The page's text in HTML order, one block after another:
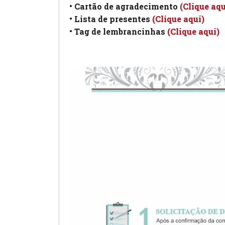
• Cartão de agradecimento (Clique
• Lista de presentes (Clique aqui)
• Tag de lembrancinhas (Clique aqui)